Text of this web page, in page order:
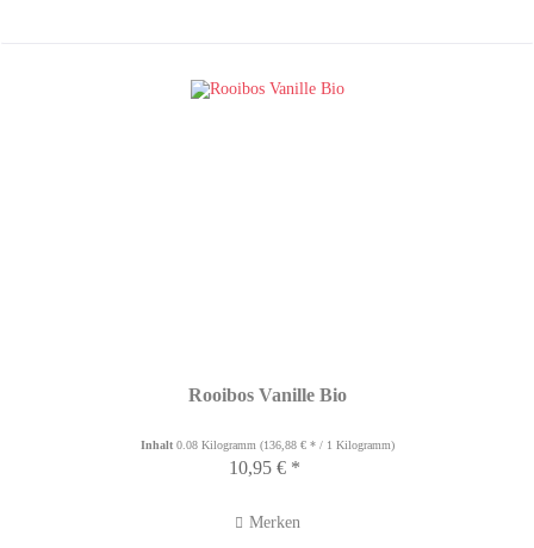
Rooibos Vanille Bio
Inhalt 0.08 Kilogramm (136,88 € * / 1 Kilogramm)
10,95 € *
Merken